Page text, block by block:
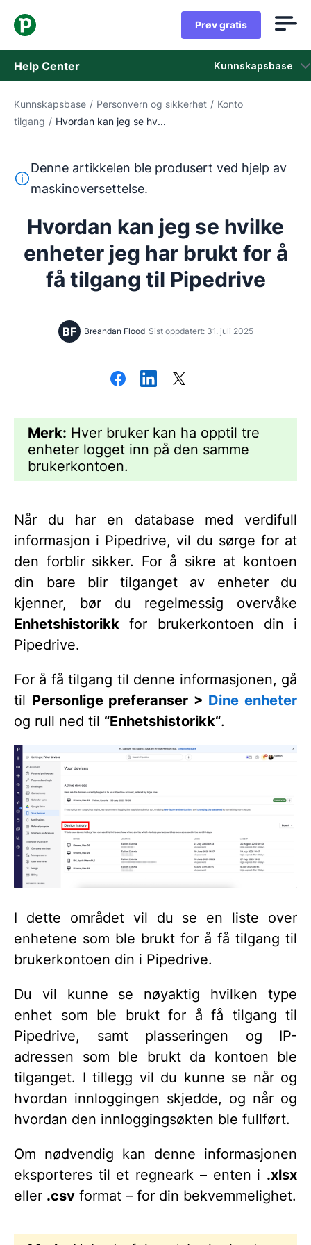
Prøv gratis
Help Center Kunnskapsbase
Kunnskapsbase
Kontakt kundestøtten
Kunnskapsbase / Personvern og sikkerhet / Konto
tilgang / Hvordan kan jeg se hv...
Denne teksten ble oversatt fra engelsk ved hjelp av et
Denne artikkelen ble produsert ved hjelp av
maskinoversettelse.
Hvordan kan jeg se hvilke
enheter jeg har brukt for å
få tilgang til Pipedrive
BF Breandan Flood Sist oppdatert: 31. juli 2025
Merk: Hver bruker kan ha opptil tre
enheter logget inn på den samme
brukerkontoen.
Når du har en database med verdifull
informasjon i Pipedrive, vil du sørge for at
den forblir sikker. For å sikre at kontoen
din bare blir tilganget av enheter du
kjenner, bør du regelmessig overvåke
Enhetshistorikk for brukerkontoen din i
Pipedrive.
For å få tilgang til denne informasjonen, gå
til Personlige preferanser > Dine enheter
og rull ned til “Enhetshistorikk“.
I dette området vil du se en liste over
enhetene som ble brukt for å få tilgang til
brukerkontoen din i Pipedrive.
Du vil kunne se nøyaktig hvilken type
enhet som ble brukt for å få tilgang til
Pipedrive, samt plasseringen og IP-
adressen som ble brukt da kontoen ble
tilganget. I tillegg vil du kunne se når og
hvordan innloggingen skjedde, og når og
hvordan den innloggingsøkten ble fullført.
Om nødvendig kan denne informasjonen
eksporteres til et regneark – enten i .xlsx
eller .csv format – for din bekvemmelighet.